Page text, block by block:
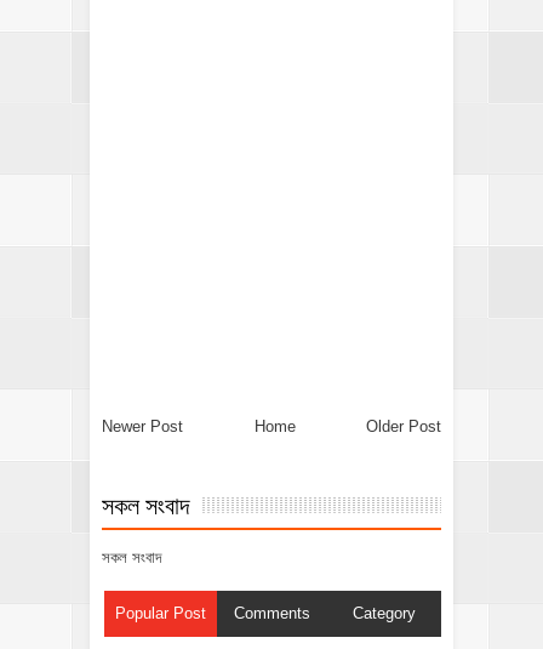
Newer Post Older Post
Home
সকল সংবাদ
সকল সংবাদ
Popular Post Comments Category